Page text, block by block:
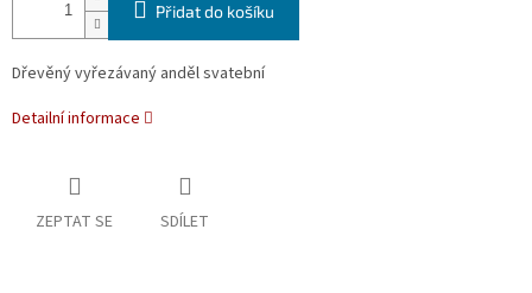
Přidat do košíku
Dřevěný vyřezávaný anděl svatební
Detailní informace
ZEPTAT SE SDÍLET